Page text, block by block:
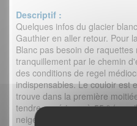
Descriptif :
Quelques infos du glacier
Gauthier en aller retour. Pour
Blanc pas besoin de
tranquillement par le chemin
des conditions de regel
indispensables. Le couloir est
trouve dans la première
tendre supérieurs à 55 °
neige mais moins sympa) et le